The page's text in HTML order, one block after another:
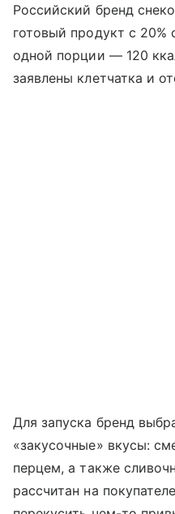
Российский бренд
готовый продукт с
одной порции — 120
заявлены клетчатка и
Для запуска бренд
«закусочные» вкусы:
перцем, а также
рассчитан на